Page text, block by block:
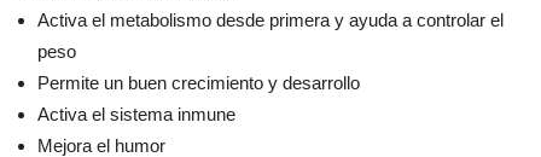
Activa el metabolismo desde primera y ayuda a controlar el
peso
Permite un buen crecimiento y desarrollo
Activa el sistema inmune
Mejora el humor